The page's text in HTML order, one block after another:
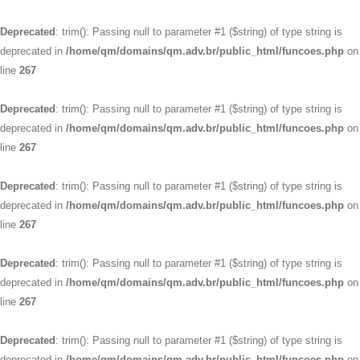
Deprecated : trim(): Passing null to parameter #1 ($string) of type string is
deprecated in /home/qm/domains/qm.adv.br/public_html/funcoes.php on
line 267
Deprecated : trim(): Passing null to parameter #1 ($string) of type string is
deprecated in /home/qm/domains/qm.adv.br/public_html/funcoes.php on
line 267
Deprecated : trim(): Passing null to parameter #1 ($string) of type string is
deprecated in /home/qm/domains/qm.adv.br/public_html/funcoes.php on
line 267
Deprecated : trim(): Passing null to parameter #1 ($string) of type string is
deprecated in /home/qm/domains/qm.adv.br/public_html/funcoes.php on
line 267
Deprecated : trim(): Passing null to parameter #1 ($string) of type string is